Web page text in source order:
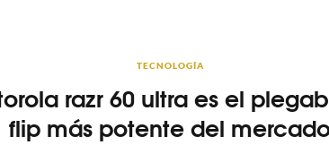
TECNOLOGÍA
razr 60 ultra es el
flip más potente del